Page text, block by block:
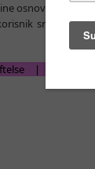
osnovala
sredstava
| About